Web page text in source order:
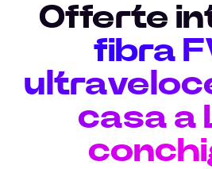
Offerte
fibra
casa a